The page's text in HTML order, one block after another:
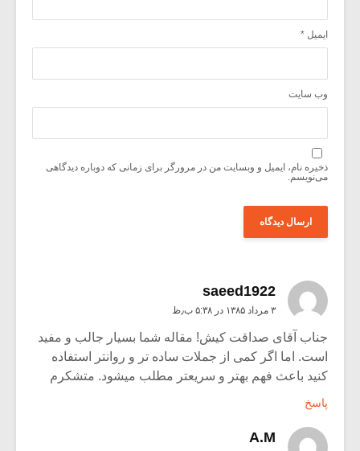
ایمیل *
وب‌ سایت
ذخیره نام، ایمیل و وبسایت من در مرورگر برای زمانی که دوباره دیدگاهی
می‌نویسم.
saeed1922
۳ مرداد ۱۳۸۵ در ۵:۳۸ ب٫ظ
جناب آقای صداقت کیش! مقاله شما بسیار جالب و مفید
است. اما اگر کمی از جملات ساده تر و روانتر استفاده
کنید باعث فهم بهتر و سریعتر مطلب میشود. متشکرم
پاسخ
A.M